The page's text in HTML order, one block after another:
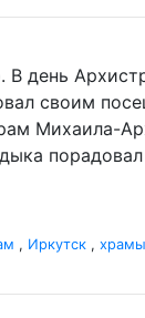
день
своим
Михаила-
, Иркутск ,